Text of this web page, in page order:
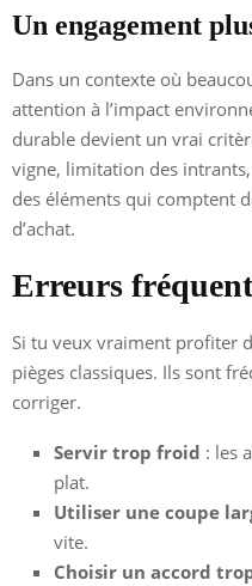
Un engagement
Dans un contexte où
attention à l’impact
durable devient un vrai
vigne, limitation des
des éléments qui comptent
d’achat.
Erreurs
Si tu veux vraiment profiter
pièges classiques. Ils sont
corriger.
Servir trop froid : les
plat.
Utiliser une coupe
vite.
Choisir un accord